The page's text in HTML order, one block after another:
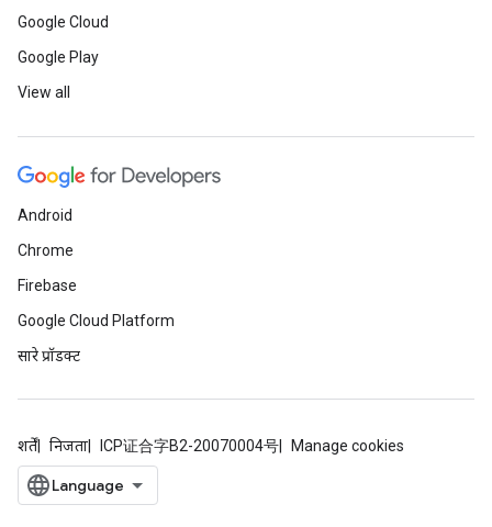
Google Cloud
Google Play
View all
Android
Chrome
Firebase
Google Cloud Platform
सारे प्रॉडक्ट
शर्तें निजता ICP证合字B2-20070004号 Manage cookies